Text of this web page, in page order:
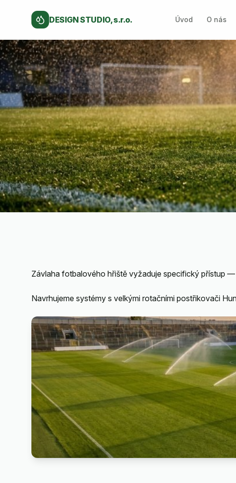
DESIGN STUDIO, s.r.o. Úvod O nás
Závlaha fotbalového hřiště vyžaduje specifický přístup
Navrhujeme systémy s velkými rotačními postřikovači